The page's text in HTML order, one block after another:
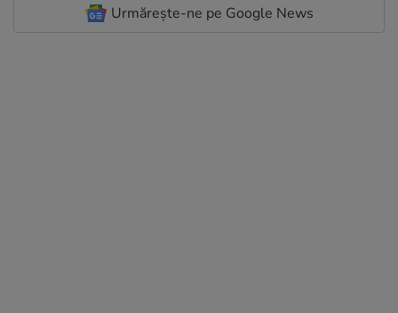
Urmărește-ne pe Google News